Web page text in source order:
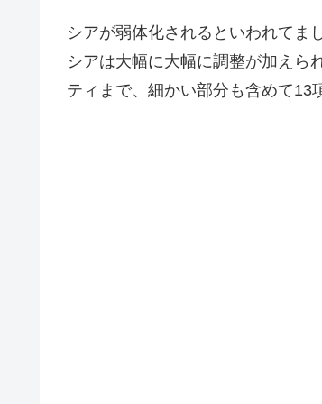
シアが弱体化されるといわれてま
シアは大幅に大幅に調整が加えら
ティまで、細かい部分も含めて13